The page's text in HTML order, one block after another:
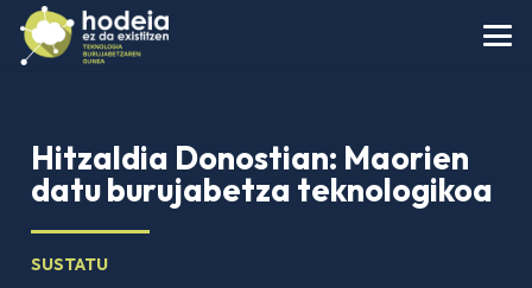
Hitzaldia Donostian: Maorien
datu burujabetza teknologikoa
SUSTATU